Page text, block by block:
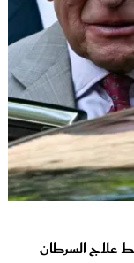
علاج السرطان